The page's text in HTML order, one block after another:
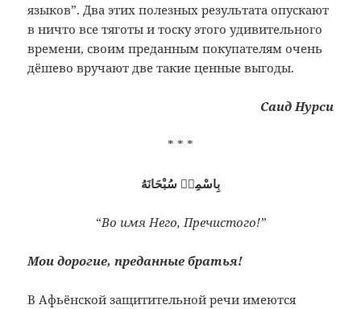
языков”. Два этих полезных результата опускают
в ничто все тяготы и тоску этого удивительного
времени, своим преданным покупателям очень
дёшево вручают две такие ценные выгоды.
Саид Нурси
* * *
بِاسْمِهٖ سُبْحَانَهُ
“Во имя Него, Пречистого!”
Мои дорогие, преданные братья!
В Афьёнской защитительной речи имеются